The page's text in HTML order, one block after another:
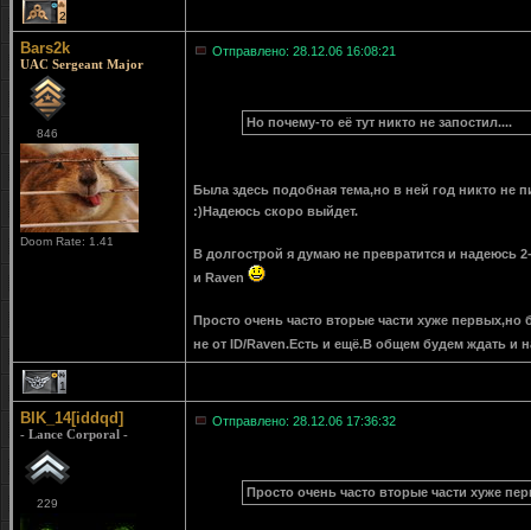
2
Bars2k
UAC Sergeant Major
846
Doom Rate: 1.41
Отправлено: 28.12.06 16:08:21
Но почему-то её тут никто не запостил....
Была здесь подобная тема,но в ней год никто не
:)Надеюсь скоро выйдет.
В долгострой я думаю не превратится и надеюсь
и Raven
Просто очень часто вторые части хуже первых,но
не от ID/Raven.Есть и ещё.В общем будем ждать и
1
BIK_14[iddqd]
- Lance Corporal -
229
Отправлено: 28.12.06 17:36:32
Просто очень часто вторые части хуже